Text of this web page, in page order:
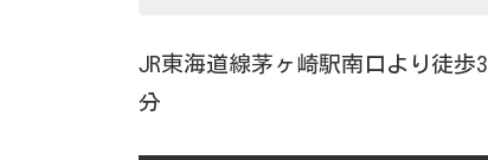
JR東海道線茅ヶ崎駅南口より徒歩3
分